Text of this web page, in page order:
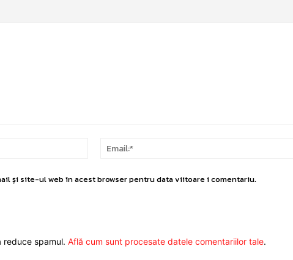
Nume:*
și site-ul web în acest browser pentru data viitoare i comentariu.
reduce spamul. Află cum sunt procesate datele comentariilor tale.